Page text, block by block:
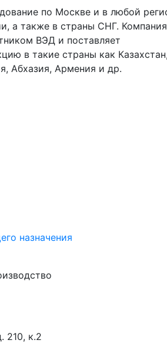
по Москве и в любой
а также в страны СНГ. Компания
ВЭД и поставляет
в такие страны как
Абхазия, Армения и др.
назначения
210, к.2